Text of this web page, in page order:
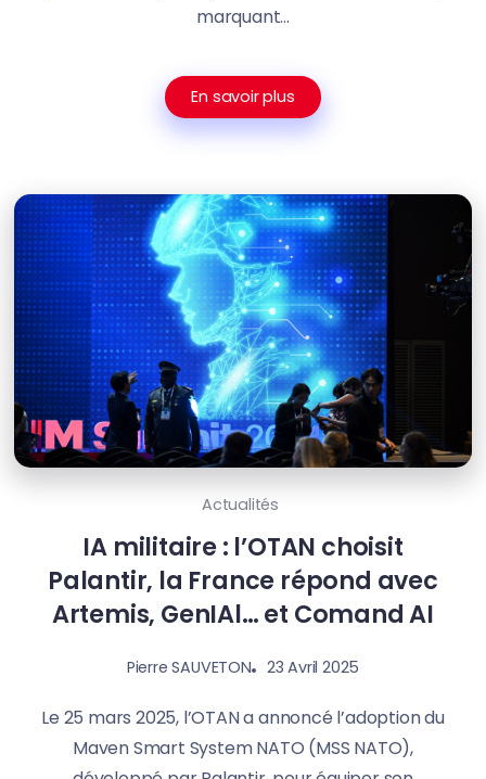
marquant...
En savoir plus
Actualités
IA militaire : l’OTAN choisit
Palantir, la France répond avec
Artemis, GenIAl… et Comand AI
Pierre SAUVETON 23 Avril 2025
Le 25 mars 2025, l’OTAN a annoncé l’adoption du
Maven Smart System NATO (MSS NATO),